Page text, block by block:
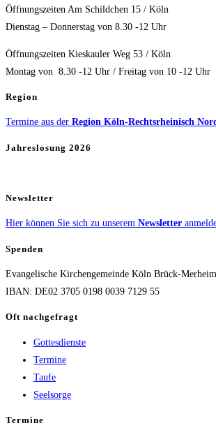
Öffnungszeiten Am Schildchen 15 / Köln
Dienstag – Donnerstag von 8.30 -12 Uhr
Öffnungszeiten Kieskauler Weg 53 / Köln
Montag von 8.30 -12 Uhr / Freitag von 10 -12 Uhr
Region
Termine aus der Region Köln-Rechtsrheinisch
Jahreslosung 2026
Newsletter
Hier können Sie sich zu unserem Newsletter
Spenden
Evangelische Kirchengemeinde Köln Brück-Merheim
IBAN: DE02 3705 0198 0039 7129 55
Oft nachgefragt
Gottesdienste
Termine
Taufe
Seelsorge
Termine